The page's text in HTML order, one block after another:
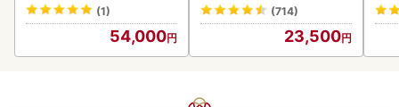
(1)
54,000
(714)
23,500